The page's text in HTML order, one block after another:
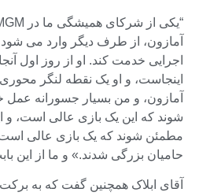
آمازون، از طرف دیگر وارد می شود
اجرایی خدمت کند. او از روز اول
اینجاست، و او یک نقطه لنگر
آمازون، و من بسیار جسورانه عمل
شوند که این یک بازی عالی است، و
مطمئن شوند که یک بازی عالی است.
حامیان بزرگی شدند.» و ما از این
آقای ابلاک همچنین گفت که به